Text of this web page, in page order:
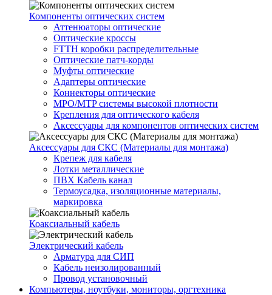
Компоненты оптических систем
Аттенюаторы оптические
Оптические кроссы
FTTH коробки распределительные
Оптические патч-корды
Муфты оптические
Адаптеры оптические
Коннекторы оптические
MPO/MTP системы высокой плотности
Крепления для оптического кабеля
Аксессуары для компонентов оптических систем
Аксессуары для СКС (Материалы для монтажа)
Крепеж для кабеля
Лотки металлические
ПВХ Кабель канал
Термоусадка, изоляционные материалы,
маркировка
Коаксиальный кабель
Электрический кабель
Арматура для СИП
Кабель неизолированный
Провод установочный
Компьютеры, ноутбуки, мониторы, оргтехника